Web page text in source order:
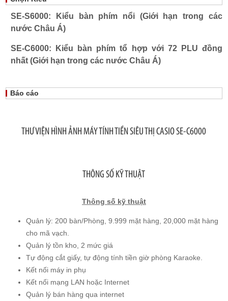
SE-S6000: Kiểu bàn phím nổi (Giới hạn trong các
nước Châu Á)
SE-C6000: Kiểu bàn phím tổ hợp với 72 PLU đồng
nhất (Giới hạn trong các nước Châu Á)
Báo cáo
THƯ VIỆN HÌNH ẢNH MÁY TÍNH TIỀN SIÊU THỊ CASIO SE-C6000
THÔNG SỐ KỸ THUẬT
Thông số kỹ thuật
Quản lý: 200 bàn/Phòng, 9.999 mặt hàng, 20,000 mặt hàng
cho mã vạch.
Quản lý tồn kho, 2 mức giá
Tự động cắt giấy, tự động tính tiền giờ phòng Karaoke.
Kết nối máy in phụ
Kết nối mạng LAN hoặc Internet
Quản lý bán hàng qua internet